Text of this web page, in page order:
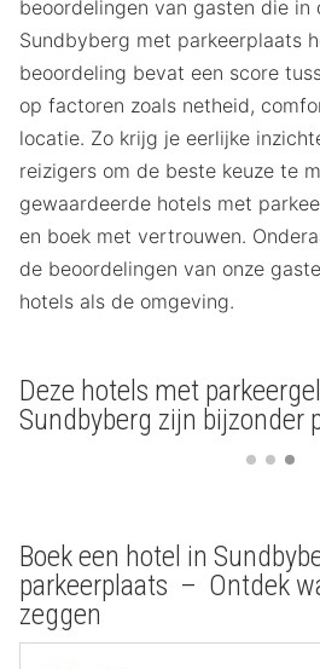
beoordelingen van gasten die in
Sundbyberg met parkeerplaats
beoordeling bevat een score
op factoren zoals netheid,
locatie. Zo krijg je eerlijke
reizigers om de beste keuze te
gewaardeerde hotels met
en boek met vertrouwen.
de beoordelingen van onze
hotels als de omgeving.
Deze hotels met
Sundbyberg zijn bijzonder
Boek een hotel in
parkeerplaats – Ontdek
zeggen